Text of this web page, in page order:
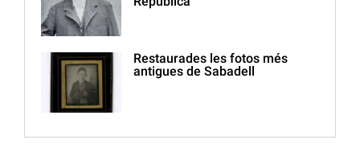
Restaurades les fotos més
antigues de Sabadell